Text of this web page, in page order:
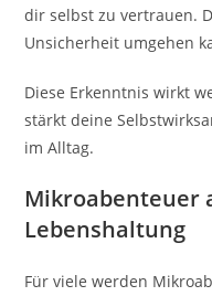
dir selbst zu vertrauen.
Unsicherheit umgehen
Diese Erkenntnis wirkt
stärkt deine
im Alltag.
Mikroabenteuer
Lebenshaltung
Für viele werden